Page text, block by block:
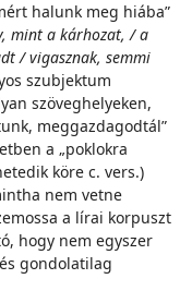
halunk meg hiába”
mint a kárhozat, / a
/ vigasznak, semmi
szubjektum
szöveghelyeken,
meggazdagodtál”
a „poklokra
köre c. vers.)
nem vetne
a lírai korpuszt
hogy nem egyszer
gondolatilag